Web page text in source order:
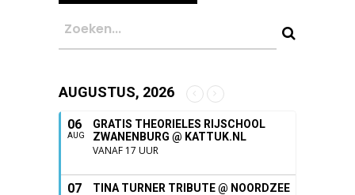
AUGUSTUS, 2026
06
AUG
GRATIS THEORIELES RIJSCHOOL
ZWANENBURG @ KATTUK.NL
VANAF 17 UUR
07
TINA TURNER TRIBUTE @ NOORDZEE